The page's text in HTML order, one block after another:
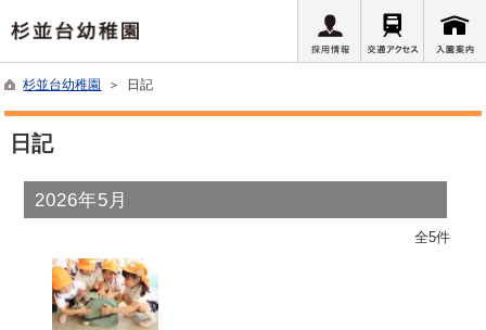
杉並台幼稚園 ＞ 日記
日記
2026年5月
全5件